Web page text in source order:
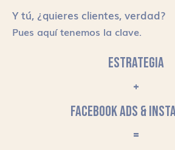
Y tú, ¿quieres clientes, verdad?
Pues aquí tenemos la clave.
ESTRATEGIA
+
FACEBOOK ADS &
=